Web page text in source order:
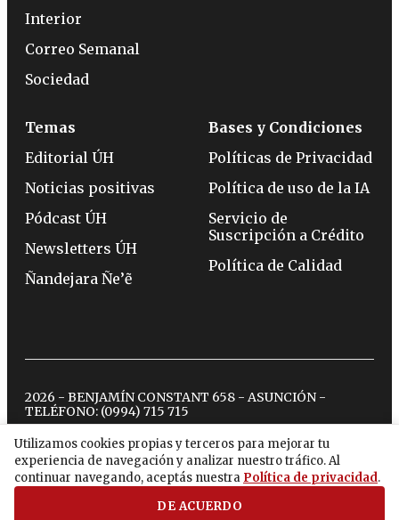
Utilizamos cookies propias y terceros para mejorar tu
experiencia de navegación y analizar nuestro tráfico. Al
continuar navegando, aceptás nuestra Política de privacidad.
DE ACUERDO
Interior
Correo Semanal
Sociedad
Temas
Editorial ÚH
Noticias positivas
Pódcast ÚH
Newsletters ÚH
Ñandejara Ñe’ẽ
Bases y Condiciones
Políticas de Privacidad
Política de uso de la IA
Servicio de
Suscripción a Crédito
Política de Calidad
2026 - BENJAMÍN CONSTANT 658 - ASUNCIÓN -
TELÉFONO: (0994) 715 715
twitterinstagram
facebook
tiktokyoutubespotify